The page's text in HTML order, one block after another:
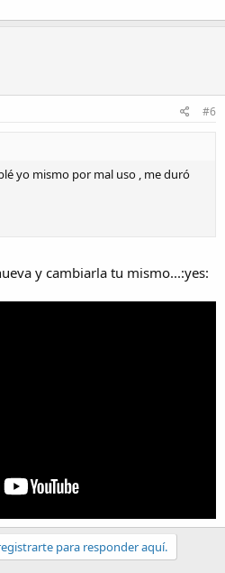
#6
yo mismo por mal uso , me duró
y cambiarla tu mismo...:yes:
para responder aquí.